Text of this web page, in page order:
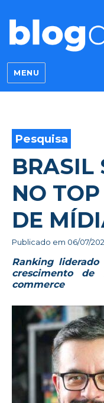
Blog do
MENU
Pesquisa
BRASIL
NO
DE
Publicado em 06/07/
Ranking liderado
crescimento de
commerce